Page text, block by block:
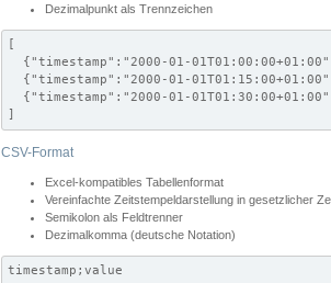
Dezimalpunkt als Trennzeichen
[
{"timestamp":"2000-01-
{"timestamp":"2000-01-
{"timestamp":"2000-01-
]
CSV-Format
Excel-kompatibles Tabellenformat
Vereinfachte Zeitstempeldarstellung in gesetzlicher
Semikolon als Feldtrenner
Dezimalkomma (deutsche Notation)
timestamp;value